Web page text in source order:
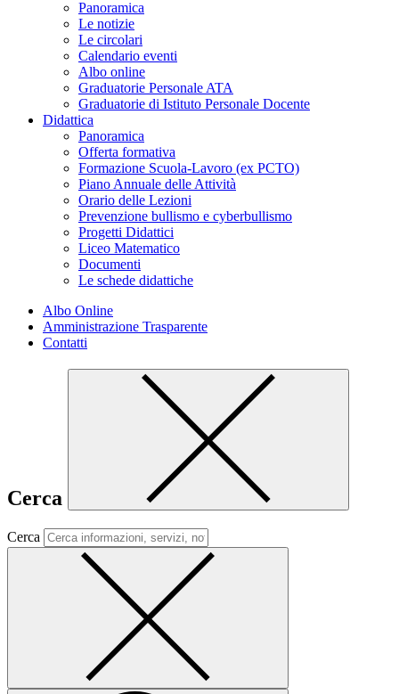
Panoramica
Le notizie
Le circolari
Calendario eventi
Albo online
Graduatorie Personale ATA
Graduatorie di Istituto Personale Docente
Didattica
Panoramica
Offerta formativa
Formazione Scuola-Lavoro (ex PCTO)
Piano Annuale delle Attività
Orario delle Lezioni
Prevenzione bullismo e cyberbullismo
Progetti Didattici
Liceo Matematico
Documenti
Le schede didattiche
Albo Online
Amministrazione Trasparente
Contatti
Cerca
Cerca